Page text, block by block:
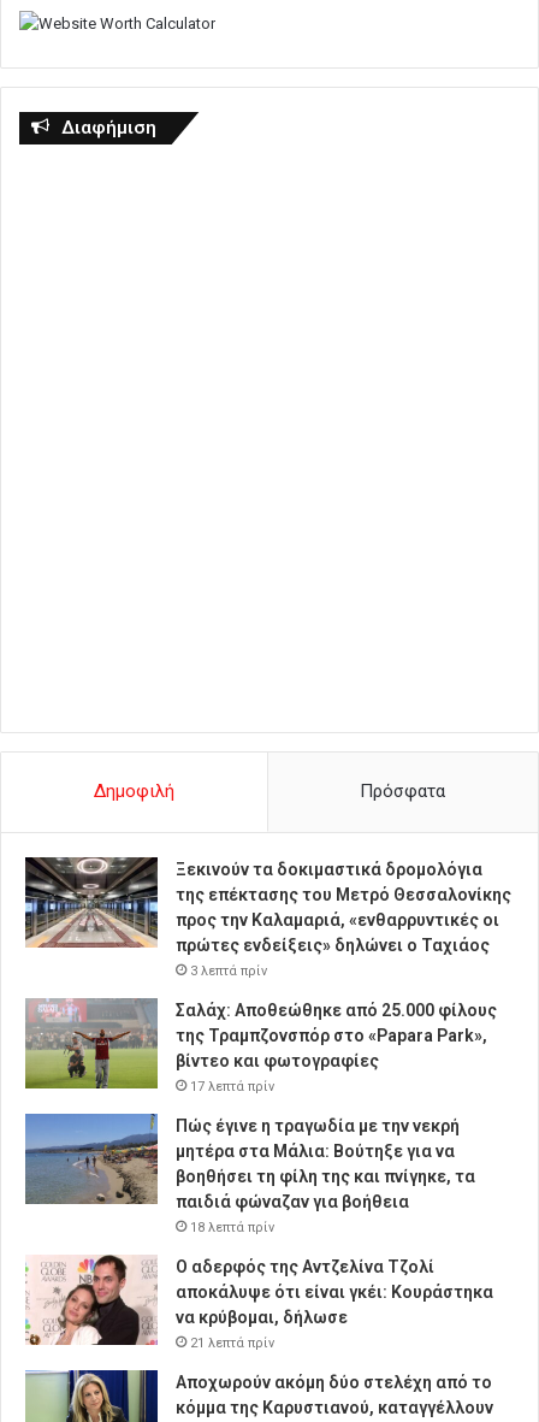
Διαφήμιση
Δημοφιλή Πρόσφατα
Ξεκινούν τα δοκιμαστικά δρομολόγια
της επέκτασης του Μετρό Θεσσαλονίκης
προς την Καλαμαριά, «ενθαρρυντικές οι
πρώτες ενδείξεις» δηλώνει ο Ταχιάος
3 λεπτά πρίν
Σαλάχ: Αποθεώθηκε από 25.000 φίλους
της Τραμπζονσπόρ στο «Papara Park»,
βίντεο και φωτογραφίες
17 λεπτά πρίν
Πώς έγινε η τραγωδία με την νεκρή
μητέρα στα Μάλια: Βούτηξε για να
βοηθήσει τη φίλη της και πνίγηκε, τα
παιδιά φώναζαν για βοήθεια
18 λεπτά πρίν
Ο αδερφός της Αντζελίνα Τζολί
αποκάλυψε ότι είναι γκέι: Κουράστηκα
να κρύβομαι, δήλωσε
21 λεπτά πρίν
Αποχωρούν ακόμη δύο στελέχη από το
κόμμα της Καρυστιανού, καταγγέλλουν